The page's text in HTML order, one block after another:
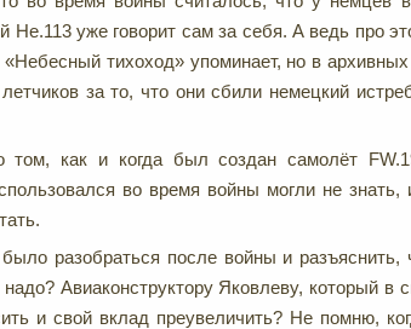
He.113 уже говорит сам за себя. А ведь про
тихоход» упоминает, но в
за то, что они сбили немецкий
том, как и когда был создан самолёт
во время войны могли не знать,
разобраться после войны и
Авиаконструктору Яковлеву, который в
и свой вклад преувеличить? Не помню,